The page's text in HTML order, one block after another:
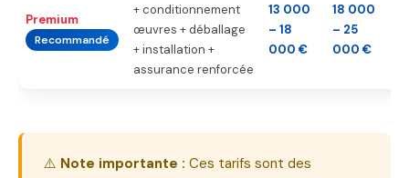
Premium
Recommandé
+ conditionnement
œuvres + déballage
+ installation +
assurance renforcée
13 000
– 18
000 €
18 000
– 25
000 €
⚠️ Note importante : Ces tarifs sont des